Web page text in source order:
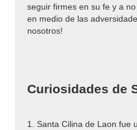
seguir firmes en su fe y a
en medio de las
nosotros!
Curiosidades de
1. Santa Cilina de Laon fue